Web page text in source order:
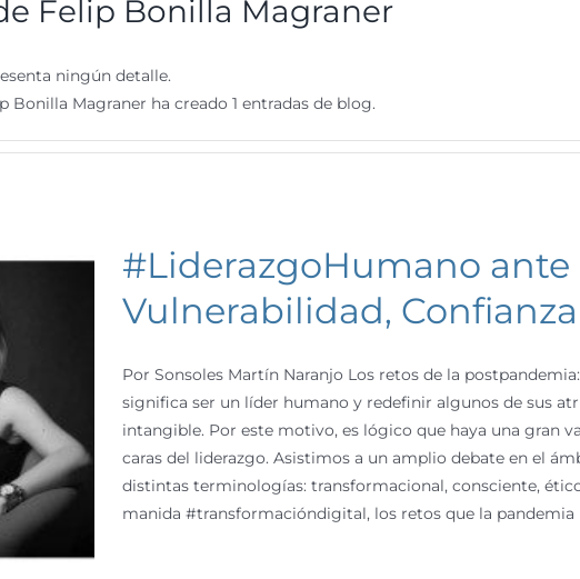
Felip Bonilla Magraner
ningún detalle.
Bonilla Magraner ha creado 1 entradas de blog.
#LiderazgoHumano
Vulnerabilidad,
Por Sonsoles Martín Naranjo Los retos de la
significa ser un líder humano y redefinir algunos de sus
intangible. Por este motivo, es lógico que haya una gran
caras del liderazgo. Asistimos a un amplio debate en el
distintas terminologías: transformacional, consciente,
manida #transformacióndigital, los retos que la pandemia